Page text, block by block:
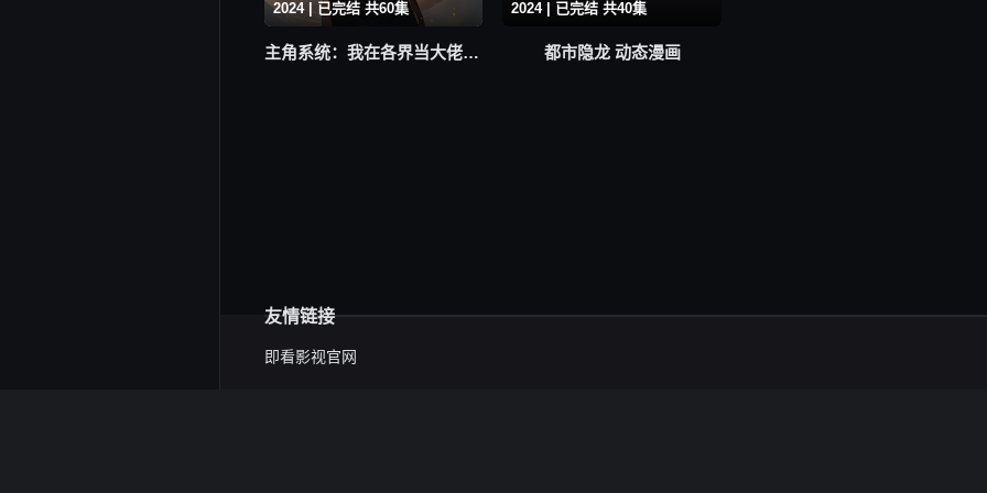
2024 | 已完结 共60集
主角系统：我在各界当大佬 动态漫画
2024 | 已完结 共40集
都市隐龙 动态漫画
友情链接
即看影视官网